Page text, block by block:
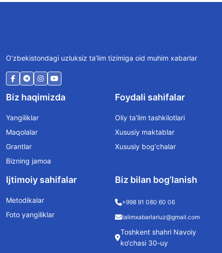
O‘zbekistondagi uzluksiz ta’lim tizimiga oid muhim xabarlar
Biz haqimizda
Yangiliklar
Maqolalar
Grantlar
Bizning jamoa
Foydali sahifalar
Oliy ta’lim tashkilotlari
Xususiy maktablar
Xususiy bog‘chalar
Ijtimoiy sahifalar
Metodikalar
Foto yangiliklar
Biz bilan bog’lanish
+998 91 080 60 06
talimxabarlariuz@gmail.com
Toshkent shahri Navoiy
ko‘chasi 30-uy